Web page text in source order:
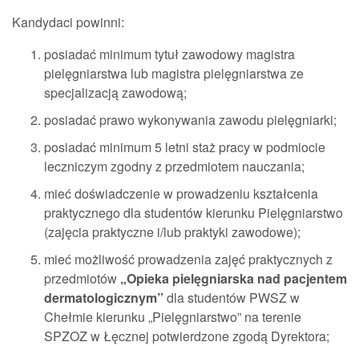
Kandydaci powinni:
posiadać minimum tytuł zawodowy magistra
pielęgniarstwa lub magistra pielęgniarstwa ze
specjalizacją zawodową;
posiadać prawo wykonywania zawodu pielęgniarki;
posiadać minimum 5 letni staż pracy w podmiocie
leczniczym zgodny z przedmiotem nauczania;
mieć doświadczenie w prowadzeniu kształcenia
praktycznego dla studentów kierunku Pielęgniarstwo
(zajęcia praktyczne i/lub praktyki zawodowe);
mieć możliwość prowadzenia zajęć praktycznych z
przedmiotów „Opieka pielęgniarska nad pacjentem
dermatologicznym” dla studentów PWSZ w
Chełmie kierunku „Pielęgniarstwo” na terenie
SPZOZ w Łęcznej potwierdzone zgodą Dyrektora;